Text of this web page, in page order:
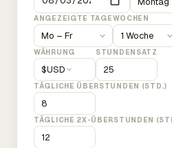
ANGEZEIGTE TAGEWOCHEN
WÄHRUNG
$USD
STUNDENSATZ
TÄGLICHE ÜBERSTUNDEN (STD.)
TÄGLICHE 2X-ÜBERSTUNDEN